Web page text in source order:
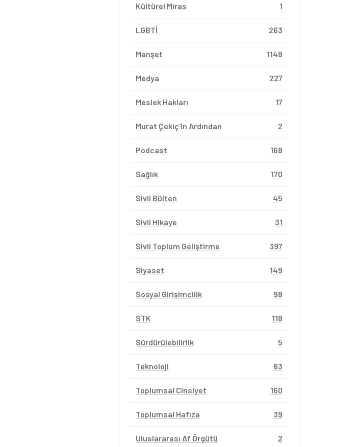
Kültürel Miras 1
LGBTİ 263
Manşet 1148
Medya 227
Meslek Hakları 17
Murat Çekiç'in Ardından 2
Podcast 168
Sağlık 170
Sivil Bülten 45
Sivil Hikaye 31
Sivil Toplum Geliştirme 397
Siyaset 149
Sosyal Girişimcilik 98
STK 118
Sürdürülebilirlik 5
Teknoloji 83
Toplumsal Cinsiyet 160
Toplumsal Hafıza 39
Uluslararası Af Örgütü 2